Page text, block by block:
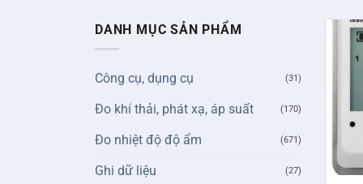
DANH MỤC SẢN PHẨM
Công cụ, dụng cụ (31)
Đo khí thải, phát xạ, áp suất (170)
Đo nhiệt độ độ ẩm (671)
Ghi dữ liệu (27)